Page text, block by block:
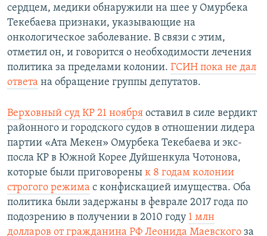
сердцем, медики обнаружили на шее у Омурбека
Текебаева признаки, указывающие на
онкологическое заболевание. В связи с этим,
отметил он, и говорится о необходимости лечения
политика за пределами колонии. ГСИН пока не дал
ответа на обращение группы депутатов.
Верховный суд КР 21 ноября оставил в силе вердикт
районного и городского судов в отношении лидера
партии «Ата Мекен» Омурбека Текебаева и экс-
посла КР в Южной Корее Дуйшенкула Чотонова,
которые были приговорены к 8 годам колонии
строгого режима с конфискацией имущества. Оба
политика были задержаны в феврале 2017 года по
подозрению в получении в 2010 году 1 млн
долларов от гражданина РФ Леонида Маевского за